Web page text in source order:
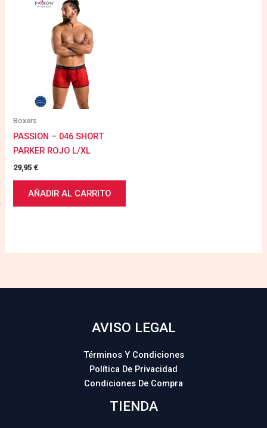
Boxers
PASSION – 046 SHORT
PARKER ROJO L/XL
29,95€
AÑADIR AL CARRITO
AVISO LEGAL
Términos Y Condiciones
Política De Privacidad
Condiciones De Compra
TIENDA